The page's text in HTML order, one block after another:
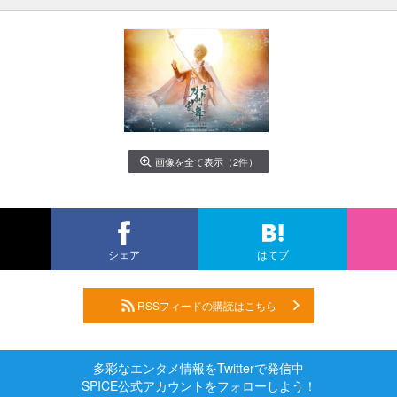
画像を全て表示（2件）
シェア はてブ
RSSフィードの購読はこちら
多彩なエンタメ情報をTwitterで発信中
SPICE公式アカウントをフォローしよう！